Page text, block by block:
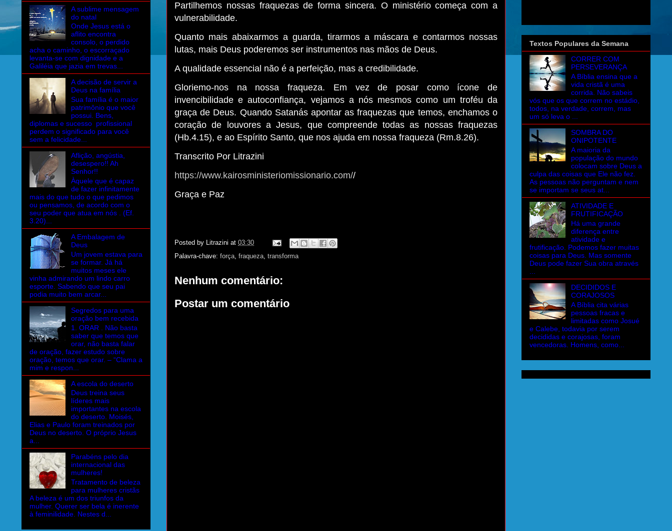
Partilhemos nossas fraquezas de forma sincera. O ministério começa com a
vulnerabilidade.
Quanto mais abaixarmos a guarda, tirarmos a máscara e contarmos nossas
lutas, mais Deus poderemos ser instrumentos nas mãos de Deus.
A qualidade essencial não é a perfeição, mas a credibilidade.
Gloriemo-nos na nossa fraqueza. Em vez de posar como ícone de
invencibilidade e autoconfiança, vejamos a nós mesmos como um troféu da
graça de Deus. Quando Satanás apontar as fraquezas que temos, enchamos o
coração de louvores a Jesus, que compreende todas as nossas fraquezas
(Hb.4.15), e ao Espírito Santo, que nos ajuda em nossa fraqueza (Rm.8.26).
Transcrito Por Litrazini
https://www.kairosministeriomissionario.com//
Graça e Paz
Posted by Litrazini at 03:30
Palavra-chave: força, fraqueza, transforma
Nenhum comentário:
Postar um comentário
A sublime mensagem
do natal
Onde Jesus está o
aflito encontra
consolo, o perdido
acha o caminho, o escorraçado
levanta-se com dignidade e a
Galiléia que jazia em trevas...
A decisão de servir a
Deus na família
Sua família é o maior
patrimônio que você
possui. Bens,
diplomas e sucesso profissional
perdem o significado para você
sem a felicidade...
Aflição, angústia,
desespero!! Ah
Senhor!!
Àquele que é capaz
de fazer infinitamente
mais do que tudo o que pedimos
ou pensamos, de acordo com o
seu poder que atua em nós . (Ef.
3.20)...
A Embalagem de
Deus
Um jovem estava para
se formar. Já há
muitos meses ele
vinha admirando um lindo carro
esporte. Sabendo que seu pai
podia muito bem arcar...
Segredos para uma
oração bem recebida
1. ORAR . Não basta
saber que temos que
orar, não basta falar
de oração, fazer estudo sobre
oração, temos que orar. – “Clama a
mim e respon...
A escola do deserto
Deus treina seus
líderes mais
importantes na escola
do deserto. Moisés,
Elias e Paulo foram treinados por
Deus no deserto. O próprio Jesus
a...
Parabéns pelo dia
internacional das
mulheres!
Tratamento de beleza
para mulheres cristãs
A beleza é um dos triunfos da
mulher. Querer ser bela é inerente
à feminilidade. Nestes d...
Textos Populares da Semana
CORRER COM
PERSEVERANÇA
A Bíblia ensina que a
vida cristã é uma
corrida. Não sabeis
vós que os que correm no estádio,
todos, na verdade, correm, mas
um só leva o ...
SOMBRA DO
ONIPOTENTE
A maioria da
população do mundo
colocam sobre Deus a
culpa das coisas que Ele não fez.
As pessoas não perguntam e nem
se importam se seus at...
ATIVIDADE E
FRUTIFICAÇÃO
Há uma grande
diferença entre
atividade e
frutificação. Podemos fazer muitas
coisas para Deus. Mas somente
Deus pode fazer Sua obra através
DECIDIDOS E
CORAJOSOS
A Bíblia cita várias
pessoas fracas e
limitadas como Josué
e Calebe, todavia por serem
decididas e corajosas, foram
vencedoras. Homens, como...